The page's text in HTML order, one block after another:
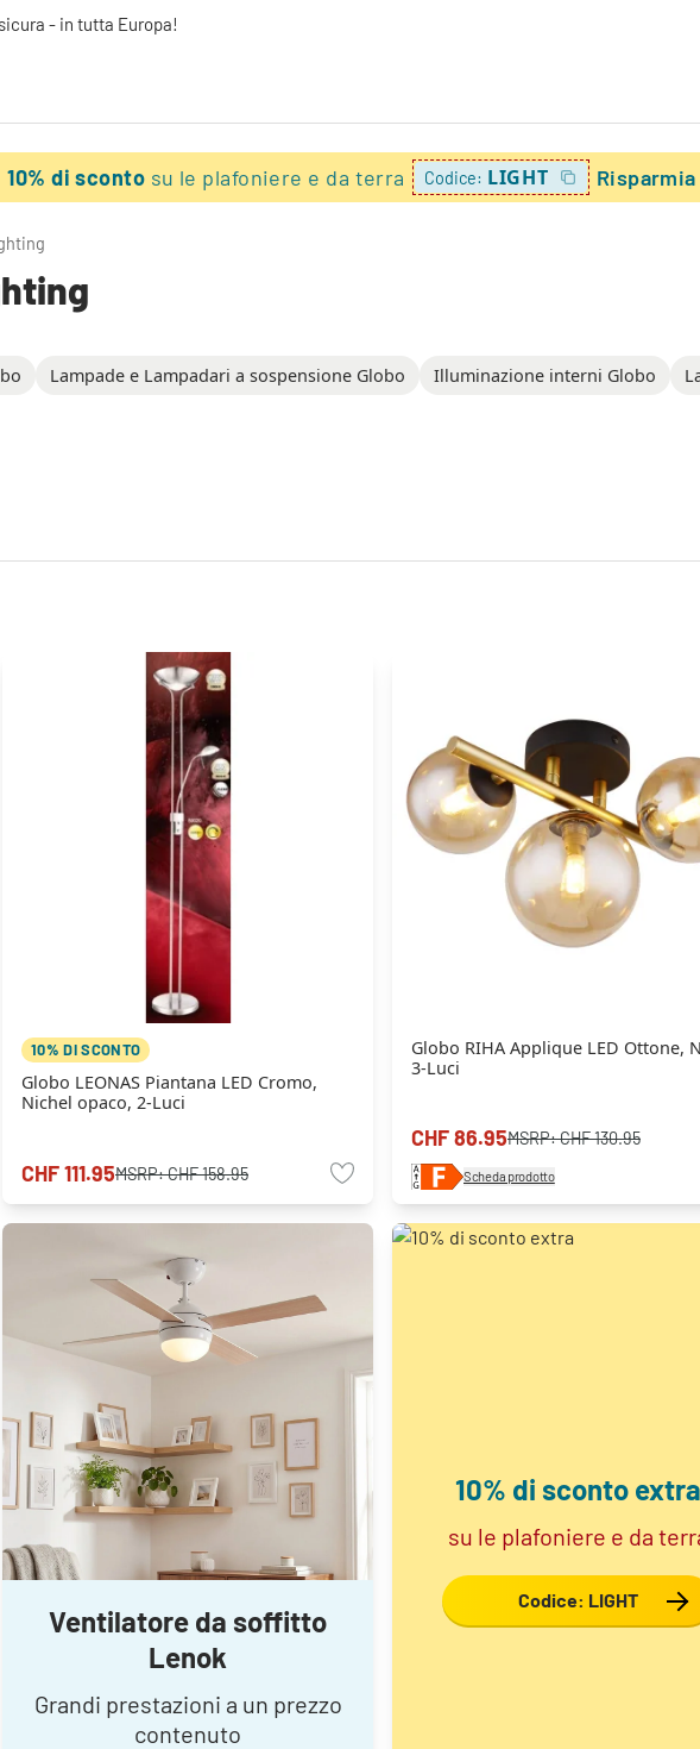
- in tutta Europa!
10% di sconto su le plafoniere e da terra Codice: LIGHT
Lampade e Lampadari a sospensione Globo Illuminazione interni Globo
10% DI SCONTO
Globo LEONAS Piantana LED Cromo,
Nichel opaco, 2-Luci
CHF 111.95MSRP:CHF 158.95
Globo RIHA Applique LED Ottone,
3-Luci
CHF 86.95MSRP:CHF 130.95
Scheda prodotto
Ventilatore da soffitto
Lenok
Grandi prestazioni a un prezzo
contenuto
10% di sconto extra
su le plafoniere e da
Codice: LIGHT